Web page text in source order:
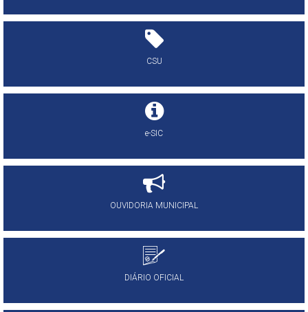
CSU
e-SIC
OUVIDORIA MUNICIPAL
DIÁRIO OFICIAL